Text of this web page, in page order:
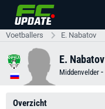
Voetballers E. Nabatov
E. Nabatov
Middenvelder -
Overzicht